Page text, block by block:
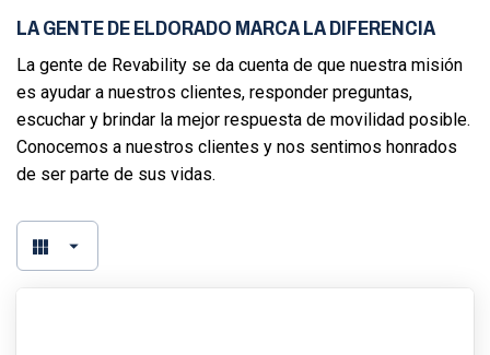
LA GENTE DE ELDORADO MARCA LA DIFERENCIA
La gente de Revability se da cuenta de que nuestra misión
es ayudar a nuestros clientes, responder preguntas,
escuchar y brindar la mejor respuesta de movilidad posible.
Conocemos a nuestros clientes y nos sentimos honrados
de ser parte de sus vidas.